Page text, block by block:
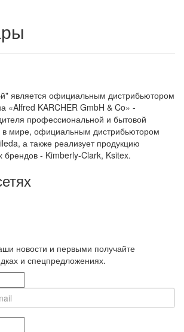
является официальным дистрибьютором
«Alfred KARCHER GmbH & Co» -
профессиональной и бытовой
в мире, официальным дистрибьютором
а также реализует продукцию
брендов - Kimberly-Clark, Ksitex.
новости и первыми получайте
и спецпредложениях.